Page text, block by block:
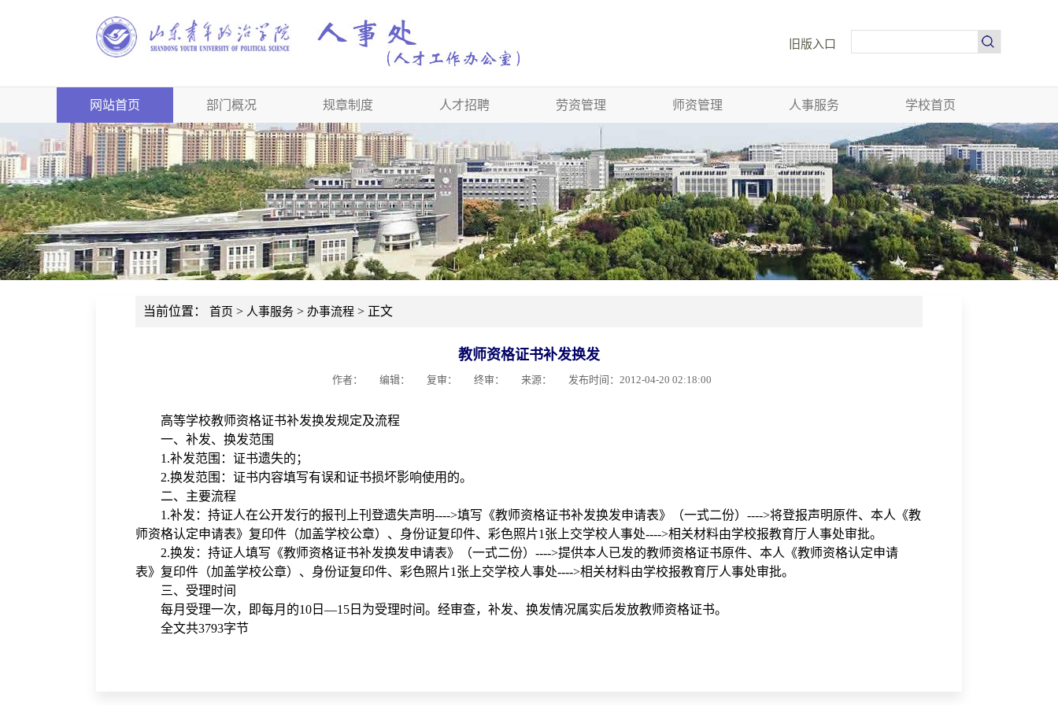
旧版入口
网站首页 部门概况 规章制度 人才招聘 劳资管理 师资管理 人事服务 学校首页
当前位置： 首页 > 人事服务 > 办事流程 > 正文
教师资格证书补发换发
作者： 编辑： 复审： 终审： 来源： 发布时间：2012-04-20 02:18:00
高等学校教师资格证书补发换发规定及流程
一、补发、换发范围
1.补发范围：证书遗失的；
2.换发范围：证书内容填写有误和证书损坏影响使用的。
二、主要流程
1.补发：持证人在公开发行的报刊上刊登遗失声明---->填写《教师资格证书补发换发申请表》（一式二份）---->将登报声明原件、本人《教
师资格认定申请表》复印件（加盖学校公章）、身份证复印件、彩色照片1张上交学校人事处---->相关材料由学校报教育厅人事处审批。
2.换发：持证人填写《教师资格证书补发换发申请表》（一式二份）---->提供本人已发的教师资格证书原件、本人《教师资格认定申请
表》复印件（加盖学校公章）、身份证复印件、彩色照片1张上交学校人事处---->相关材料由学校报教育厅人事处审批。
三、受理时间
每月受理一次，即每月的10日—15日为受理时间。经审查，补发、换发情况属实后发放教师资格证书。
全文共3793字节